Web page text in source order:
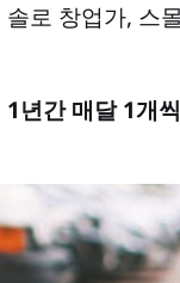
로 창업가, 스
1년간 매달 1개